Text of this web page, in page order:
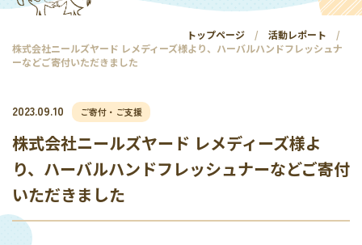
トップページ
活動レポート
株式会社ニールズヤード レメディーズ様より、ハーバルハンドフレッシュナ
ーなどご寄付いただきました
2023.09.10 ご寄付・ご支援
株式会社ニールズヤード レメディーズ様よ
り、ハーバルハンドフレッシュナーなどご寄付
いただきました